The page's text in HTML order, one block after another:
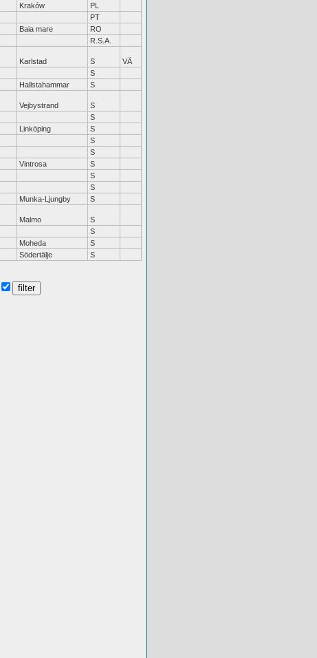
Kraków
PL
PT
Baia mare
RO
R.S.A.
Karlstad S
VÄ
S
Hallstahammar S
Vejbystrand
S
S
Linköping
S
S
S
Vintrosa
S
S
S
Munka-Ljungby S
Malmo
S
S
Moheda
S
Södertälje S